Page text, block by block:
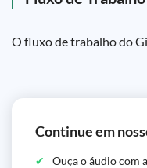
O fluxo de trabalho do
Continue em
Ouça o áudio com